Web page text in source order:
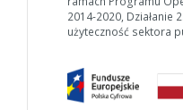
2014-2020, Działanie
użyteczność sektora